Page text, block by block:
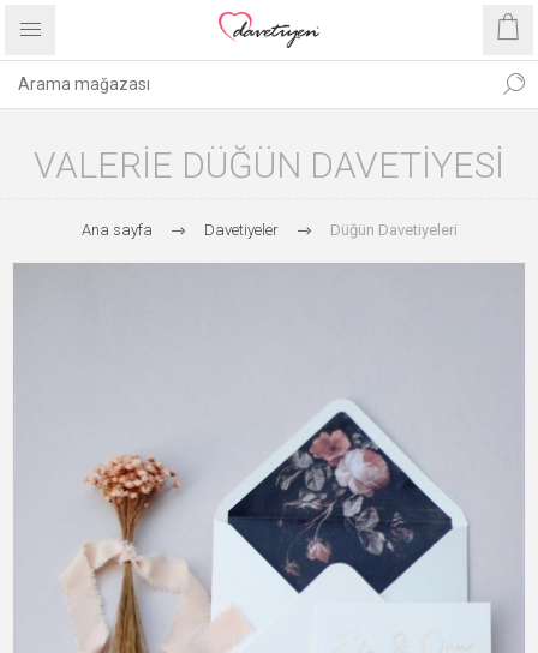
VALERIE DÜĞÜN DAVETIYESI
Ana sayfa Davetiyeler Düğün Davetiyeleri